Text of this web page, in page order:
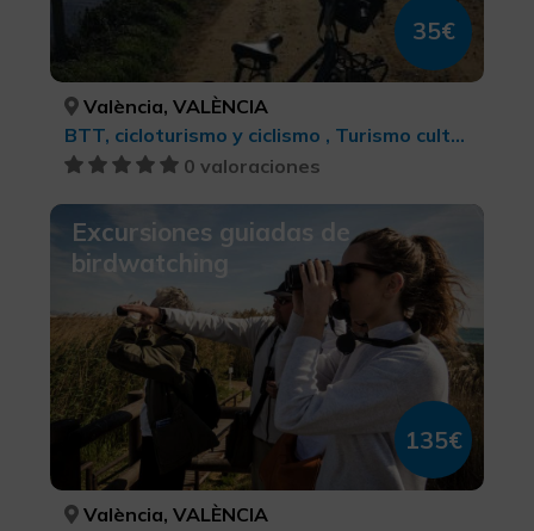
35€
València, VALÈNCIA
BTT, cicloturismo y ciclismo , Turismo cultural, Turismo deportivo
0 valoraciones
Excursiones guiadas de
birdwatching
135€
València, VALÈNCIA